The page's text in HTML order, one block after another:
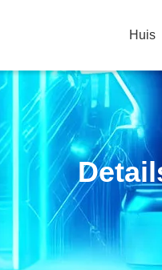
Huis